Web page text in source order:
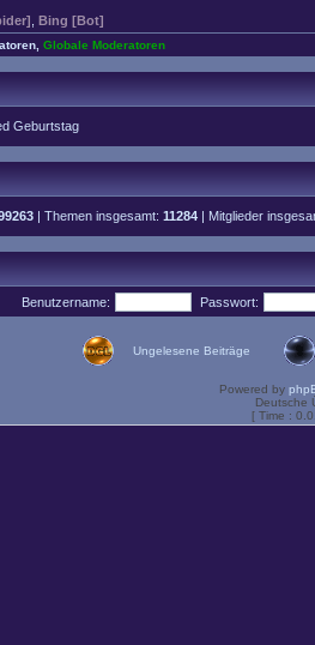
Bing [Bot]
Globale Moderatoren
Geburtstag
| Themen insgesamt: 11284 | Mitglieder
Benutzername: Passwort:
Ungelesene Beiträge
Powered by
Deutsche
[ Time :